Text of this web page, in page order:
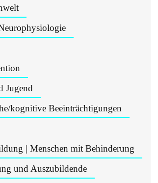
Jugend
kognitive Beeinträchtigungen
| Menschen mit Behinderung
und Auszubildende